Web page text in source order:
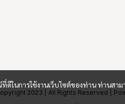
นการใช้งานเว็บไซต์ของท่าน ท่านสาม
2023 | All Rights Reserved |